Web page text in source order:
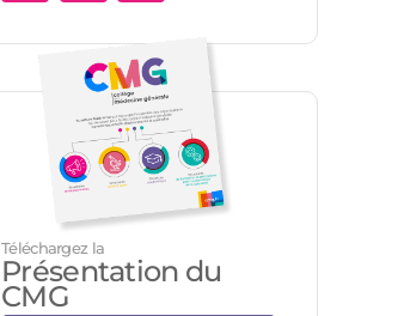
Téléchargez la
Présentation du
CMG